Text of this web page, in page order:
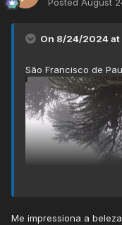
Posted August
On 8/24/2024 at
São Francisco de
Me impressiona a